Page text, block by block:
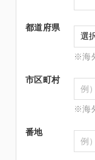
都道府県
※海
市区町村
※海
番地